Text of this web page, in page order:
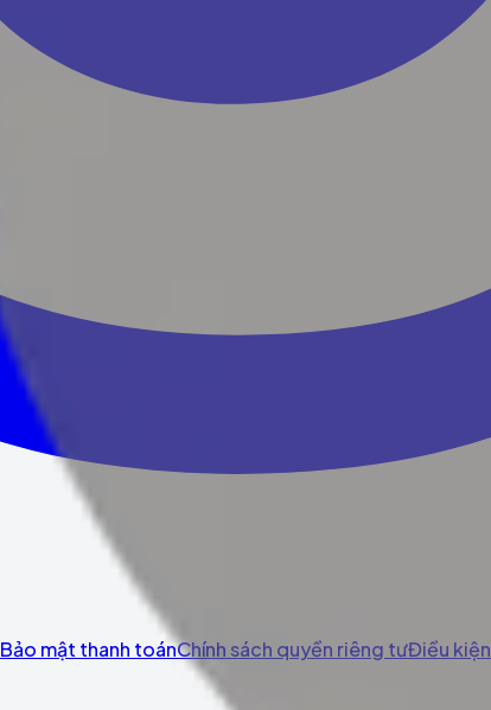
Bảo mật thanh toánChính sách quyền riêng tưĐiều